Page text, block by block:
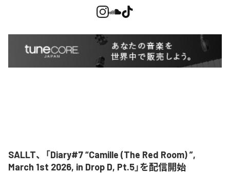
SALLT、「Diary#7 “Camille (The Red Room) ”,
March 1st 2026, in Drop D, Pt.5」を配信開始